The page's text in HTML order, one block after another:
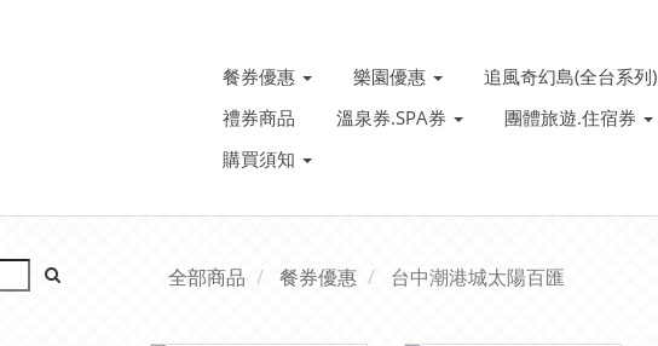
餐券優惠 樂園優惠 追風奇幻島(全台系列)
禮券商品
溫泉券.SPA券 團體旅遊.住宿券
購買須知
全部商品 餐券優惠 台中潮港城太陽百匯